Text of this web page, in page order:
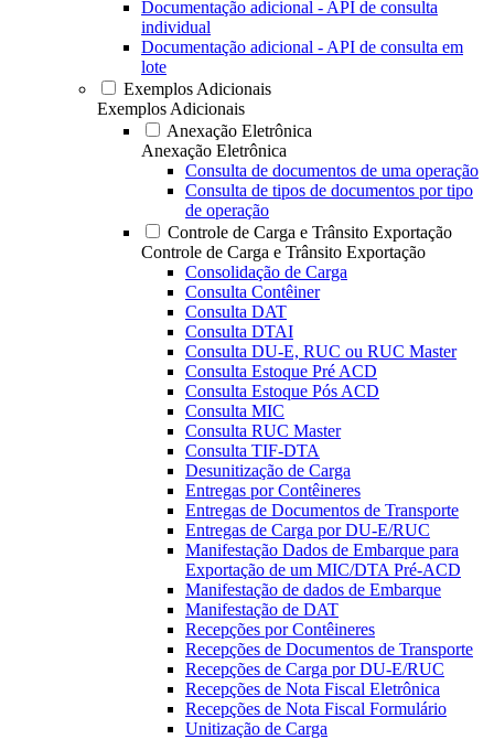
Documentação adicional - API de consulta
individual
Documentação adicional - API de consulta em
lote
Exemplos Adicionais
Exemplos Adicionais
Anexação Eletrônica
Anexação Eletrônica
Consulta de documentos de uma operação
Consulta de tipos de documentos por tipo
de operação
Controle de Carga e Trânsito Exportação
Controle de Carga e Trânsito Exportação
Consolidação de Carga
Consulta Contêiner
Consulta DAT
Consulta DTAI
Consulta DU-E, RUC ou RUC Master
Consulta Estoque Pré ACD
Consulta Estoque Pós ACD
Consulta MIC
Consulta RUC Master
Consulta TIF-DTA
Desunitização de Carga
Entregas por Contêineres
Entregas de Documentos de Transporte
Entregas de Carga por DU-E/RUC
Manifestação Dados de Embarque para
Exportação de um MIC/DTA Pré-ACD
Manifestação de dados de Embarque
Manifestação de DAT
Recepções por Contêineres
Recepções de Documentos de Transporte
Recepções de Carga por DU-E/RUC
Recepções de Nota Fiscal Eletrônica
Recepções de Nota Fiscal Formulário
Unitização de Carga